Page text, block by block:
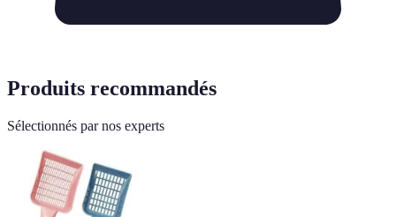
Produits recommandés
Sélectionnés par nos experts